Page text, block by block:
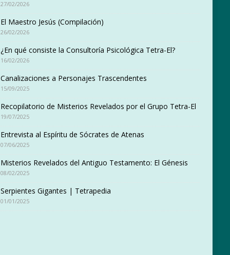
27/02/2026
El Maestro Jesús (Compilación)
26/02/2026
¿En qué consiste la Consultoría Psicológica Tetra-El?
16/02/2026
Canalizaciones a Personajes Trascendentes
15/09/2025
Recopilatorio de Misterios Revelados por el Grupo Tetra-El
19/07/2025
Entrevista al Espíritu de Sócrates de Atenas
07/06/2025
Misterios Revelados del Antiguo Testamento: El Génesis
08/02/2025
Serpientes Gigantes | Tetrapedia
01/01/2025